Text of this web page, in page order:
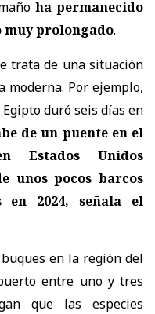
ha permanecido
prolongado.
trata de una situación
Por ejemplo,
duró seis días en
de un puente en el
Estados Unidos
unos pocos barcos
en 2024, señala el
en la región del
entre uno y tres
que las especies